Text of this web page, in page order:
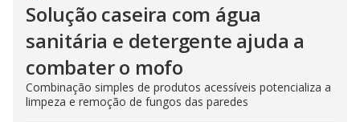
Solução caseira com água
sanitária e detergente ajuda a
combater o mofo
Combinação simples de produtos acessíveis potencializa a
limpeza e remoção de fungos das paredes